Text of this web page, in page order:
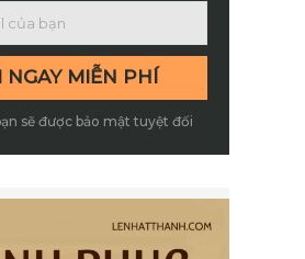
sẽ được bảo mật tuyệt đối